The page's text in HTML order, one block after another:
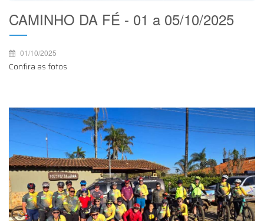
CAMINHO DA FÉ - 01 a 05/10/2025
01/10/2025
Confira as fotos